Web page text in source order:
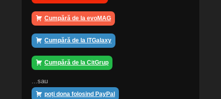
Cumpără de la evoMAG
Cumpără de la ITGalaxy
Cumpără de la CitGrup
...sau
poți dona folosind PayPal